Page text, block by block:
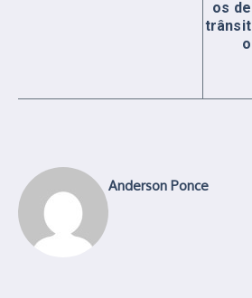
os de
trânsit
o
Anderson Ponce